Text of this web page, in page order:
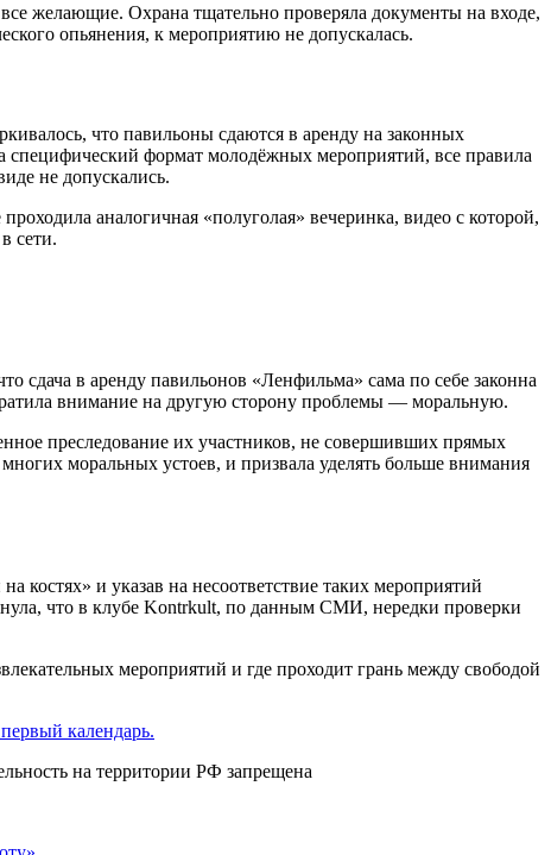
желающие. Охрана тщательно проверяла документы на входе,
опьянения, к мероприятию не допускалась.
что павильоны сдаются в аренду на законных
формат молодёжных мероприятий, все правила
не допускались.
аналогичная «полуголая» вечеринка, видео с которой,
сети.
в аренду павильонов «Ленфильма» сама по себе законна
внимание на другую сторону проблемы — моральную.
преследование их участников, не совершивших прямых
моральных устоев, и призвала уделять больше внимания
костях» и указав на несоответствие таких мероприятий
что в клубе Kontrkult, по данным СМИ, нередки проверки
мероприятий и где проходит грань между свободой
календарь.
на территории РФ запрещена